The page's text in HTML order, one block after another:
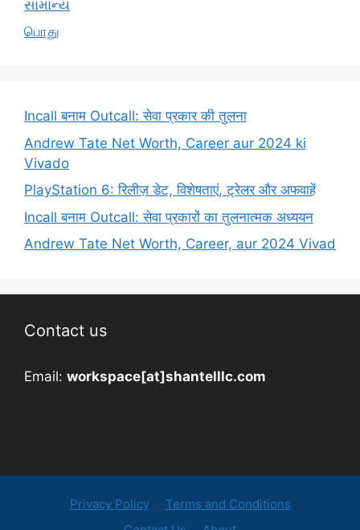
સામાન્ય
பொது
Incall बनाम Outcall: सेवा प्रकार की तुलना
Andrew Tate Net Worth, Career aur 2024 ki
Vivado
PlayStation 6: रिलीज़ डेट, विशेषताएं, ट्रेलर और अफवाहें
Incall बनाम Outcall: सेवा प्रकारों का तुलनात्मक अध्ययन
Andrew Tate Net Worth, Career, aur 2024 Vivad
Contact us
Email: workspace[at]shantelllc.com
Privacy Policy
Terms and Conditions